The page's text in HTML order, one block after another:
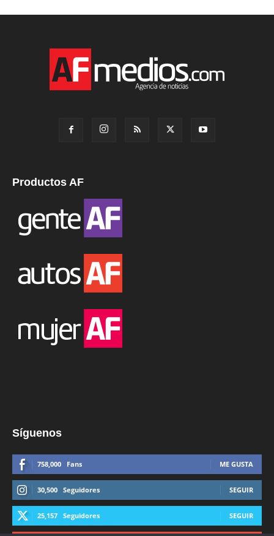
Productos AF
Síguenos
758,000 Fans ME GUSTA
30,500 Seguidores SEGUIR
25,157 Seguidores SEGUIR